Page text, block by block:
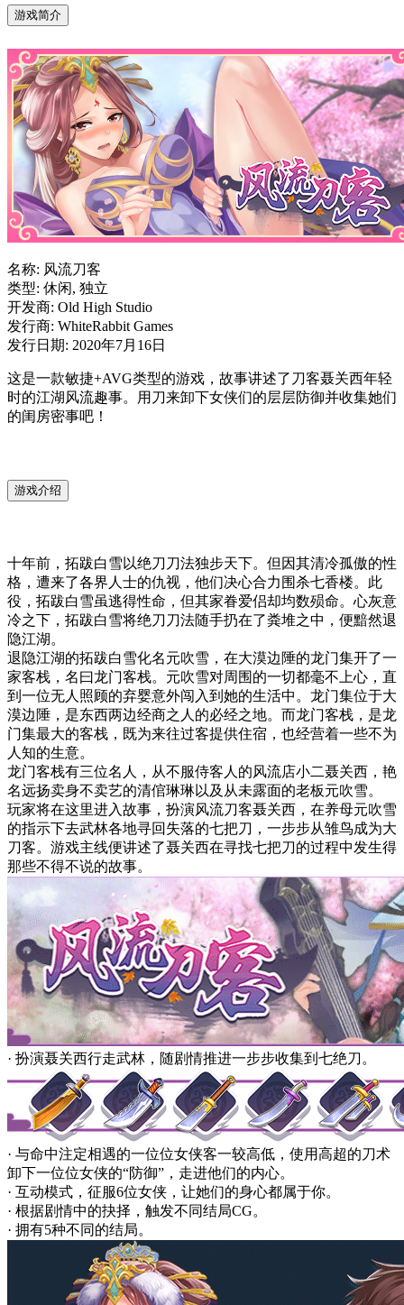
游戏简介
名称: 风流刀客
类型: 休闲, 独立
开发商: Old High Studio
发行商: WhiteRabbit Games
发行日期: 2020年7月16日
这是一款敏捷+AVG类型的游戏，故事讲述了刀客聂关西年轻
时的江湖风流趣事。用刀来卸下女侠们的层层防御并收集她们
的闺房密事吧！
游戏介绍
十年前，拓跋白雪以绝刀刀法独步天下。但因其清冷孤傲的性
格，遭来了各界人士的仇视，他们决心合力围杀七香楼。此
役，拓跋白雪虽逃得性命，但其家眷爱侣却均数殒命。心灰意
冷之下，拓跋白雪将绝刀刀法随手扔在了粪堆之中，便黯然退
隐江湖。
退隐江湖的拓跋白雪化名元吹雪，在大漠边陲的龙门集开了一
家客栈，名曰龙门客栈。元吹雪对周围的一切都毫不上心，直
到一位无人照顾的弃婴意外闯入到她的生活中。龙门集位于大
漠边陲，是东西两边经商之人的必经之地。而龙门客栈，是龙
门集最大的客栈，既为来往过客提供住宿，也经营着一些不为
人知的生意。
龙门客栈有三位名人，从不服侍客人的风流店小二聂关西，艳
名远扬卖身不卖艺的清倌琳琳以及从未露面的老板元吹雪。
玩家将在这里进入故事，扮演风流刀客聂关西，在养母元吹雪
的指示下去武林各地寻回失落的七把刀，一步步从雏鸟成为大
刀客。游戏主线便讲述了聂关西在寻找七把刀的过程中发生得
那些不得不说的故事。
· 扮演聂关西行走武林，随剧情推进一步步收集到七绝刀。
· 与命中注定相遇的一位位女侠客一较高低，使用高超的刀术
卸下一位位女侠的“防御”，走进他们的内心。
· 互动模式，征服6位女侠，让她们的身心都属于你。
· 根据剧情中的抉择，触发不同结局CG。
· 拥有5种不同的结局。